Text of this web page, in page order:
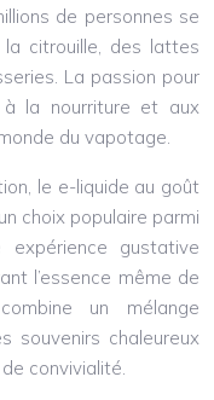
de personnes se
citrouille, des lattes
La passion pour
la nourriture et aux
du vapotage.
le e-liquide au goût
choix populaire parmi
gustative
l’essence même de
un mélange
souvenirs chaleureux
convivialité.